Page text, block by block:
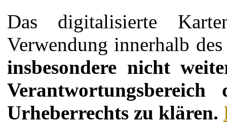
Das digitalisierte
Verwendung innerhalb
insbesondere nicht
Urheberrechts zu klären.